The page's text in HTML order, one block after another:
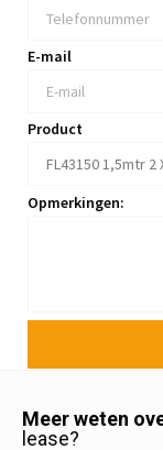
E-mail
Product
Opmerkingen:
Meer weten
lease?